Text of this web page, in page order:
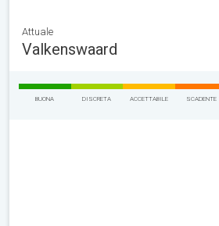
Attuale
Valkenswaard
BUONA DISCRETA ACCETTABILE SCADENTE